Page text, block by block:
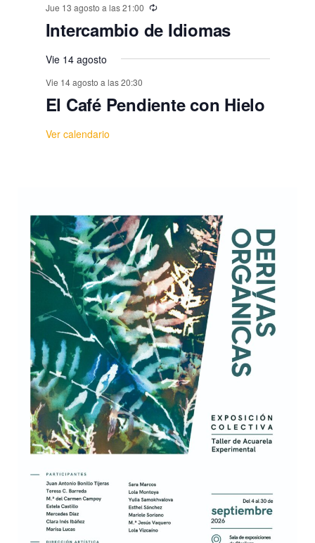
Jue 13 agosto a las 21:00
Intercambio de Idiomas
Vie 14 agosto
Vie 14 agosto a las 20:30
El Café Pendiente con Hielo
Ver calendario